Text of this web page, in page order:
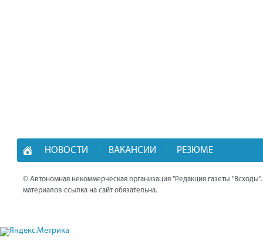
НОВОСТИ ВАКАНСИИ РЕЗЮМЕ
© Автономная некоммерческая организация "Редакция газеты
материалов ссылка на сайт обязательна.